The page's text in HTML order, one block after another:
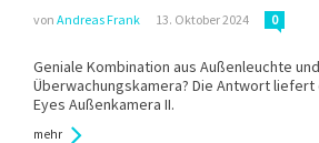
von Andreas Frank 13. Oktober 2024 0
Geniale Kombination aus Außenleuchte und
Überwachungskamera? Die Antwort
Eyes Außenkamera II.
mehr